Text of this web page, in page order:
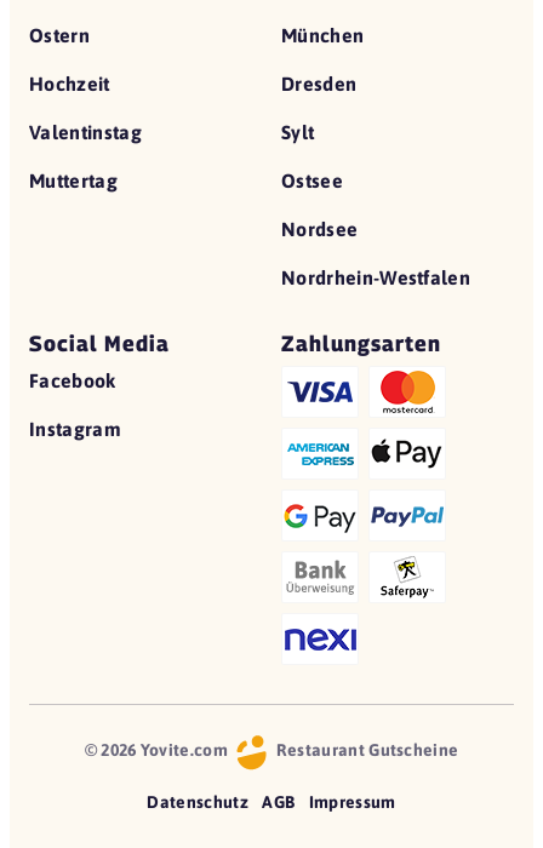
Ostern
Hochzeit
Valentinstag
Muttertag
München
Dresden
Sylt
Ostsee
Nordsee
Nordrhein-Westfalen
Social Media
Facebook
Instagram
Zahlungsarten
© 2026 Yovite.com Restaurant Gutscheine
Datenschutz AGB Impressum